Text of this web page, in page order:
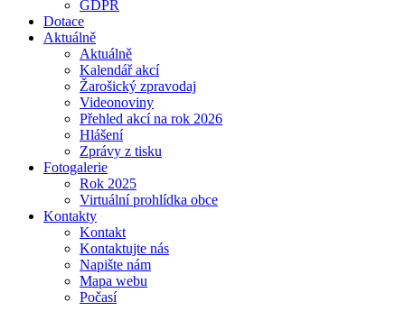
GDPR
Dotace
Aktuálně
Aktuálně
Kalendář akcí
Žarošický zpravodaj
Videonoviny
Přehled akcí na rok 2026
Hlášení
Zprávy z tisku
Fotogalerie
Rok 2025
Virtuální prohlídka obce
Kontakty
Kontakt
Kontaktujte nás
Napište nám
Mapa webu
Počasí